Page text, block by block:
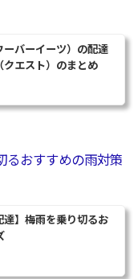
バーイーツ）の配達
クエスト）のまとめ
るおすすめの雨対策
】梅雨を乗り切るお